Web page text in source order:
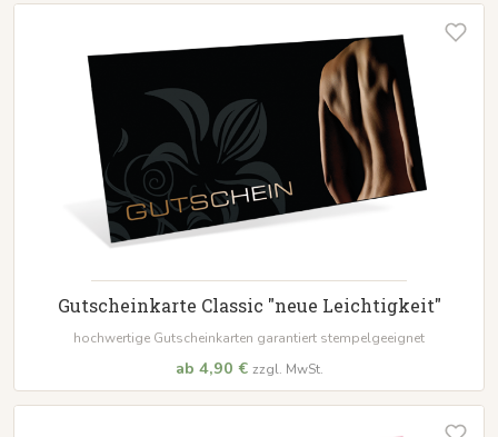
Gutscheinkarte Classic "neue Leichtigkeit"
hochwertige Gutscheinkarten garantiert stempelgeeignet
ab 4,90 € zzgl. MwSt.